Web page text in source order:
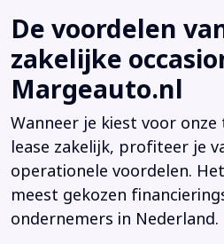
De voordelen
zakelijke
Margeauto.nl
Wanneer je kiest voor
lease zakelijk, profiteer je
operationele voordelen.
meest gekozen
ondernemers in Nederland.